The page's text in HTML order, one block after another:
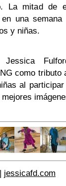
La mitad de
una semana
y niñas.
como tributo
al
| jessicafd.com